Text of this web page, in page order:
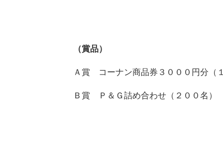
（賞品）
Ａ賞 コーナン商品券３０００円分（
Ｂ賞 Ｐ＆Ｇ詰め合わせ（２００名）